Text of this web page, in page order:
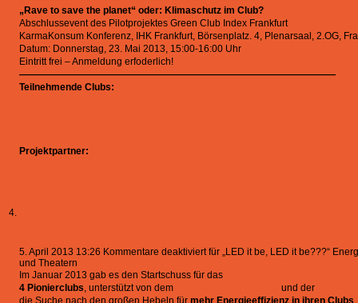
„Rave to save the planet“ oder: Klimaschutz im Club?
Abschlussevent des Pilotprojektes Green Club Index Frankfurt
KarmaKonsum Konferenz, IHK Frankfurt, Börsenplatz. 4, Plenarsaal, 2.OG,
Datum: Donnerstag, 23. Mai 2013, 15:00-16:00 Uhr
Eintritt frei – Anmeldung erfoderlich!
—————————————————————————————————
Teilnehmende Clubs:
Projektpartner:
5. April 2013 13:26 Kommentare deaktiviertfür „LED it be, LED it be???“
und Theatern
Im Januar 2013 gab es den Startschuss für das
4 Pionierclubs, unterstützt von dem und der
die Suche nach den großen Hebeln für mehr Energieeffizienz in ihren Clubs.